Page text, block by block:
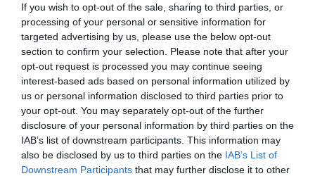
If you wish to opt-out of the sale, sharing to third parties, or
processing of your personal or sensitive information for
targeted advertising by us, please use the below opt-out
section to confirm your selection. Please note that after your
opt-out request is processed you may continue seeing
interest-based ads based on personal information utilized by
us or personal information disclosed to third parties prior to
your opt-out. You may separately opt-out of the further
disclosure of your personal information by third parties on the
IAB’s list of downstream participants. This information may
also be disclosed by us to third parties on the IAB’s List of
Downstream Participants that may further disclose it to other
cáncer de mama.
¡Suscríbete a nuestro newsletter mensual de
Patrocinio!
2Playbook Media lanzó en 2025 su propio newsletter
mensual especializado en patrocinio. En él tomamos el
pulso al sector abordando el tema que ha marcado la
actualidad del sector, además de ofrecer un recap de los
principales contratos de patrocinio cerrados en España,
Europa y Norteamérica en los últimos 30 días.Aquí
puedes apuntarte gratis.